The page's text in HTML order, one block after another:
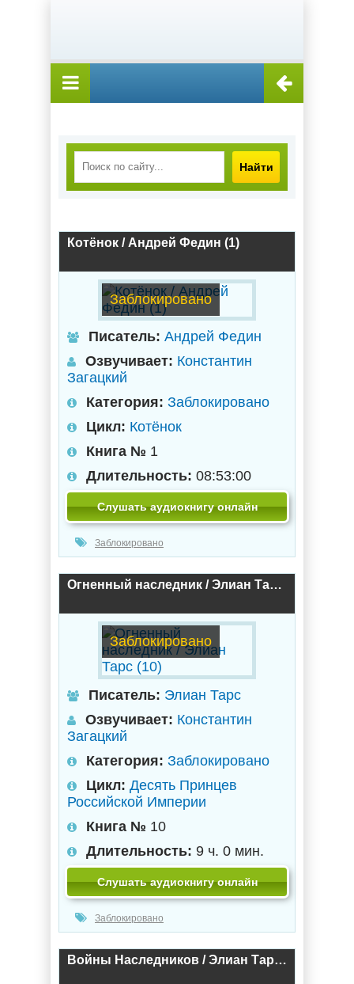
Найти
Котёнок / Андрей Федин (1)
Заблокировано
Писатель: Андрей Федин
Озвучивает: Константин
Загацкий
Категория: Заблокировано
Цикл: Котёнок
Книга № 1
Длительность: 08:53:00
Слушать аудиокнигу онлайн
Заблокировано
Огненный наследник / Элиан Тарс (10)
Заблокировано
Писатель: Элиан Тарс
Озвучивает: Константин
Загацкий
Категория: Заблокировано
Цикл: Десять Принцев
Российской Империи
Книга № 10
Длительность: 9 ч. 0 мин.
Слушать аудиокнигу онлайн
Заблокировано
Войны Наследников / Элиан Тарс (9)